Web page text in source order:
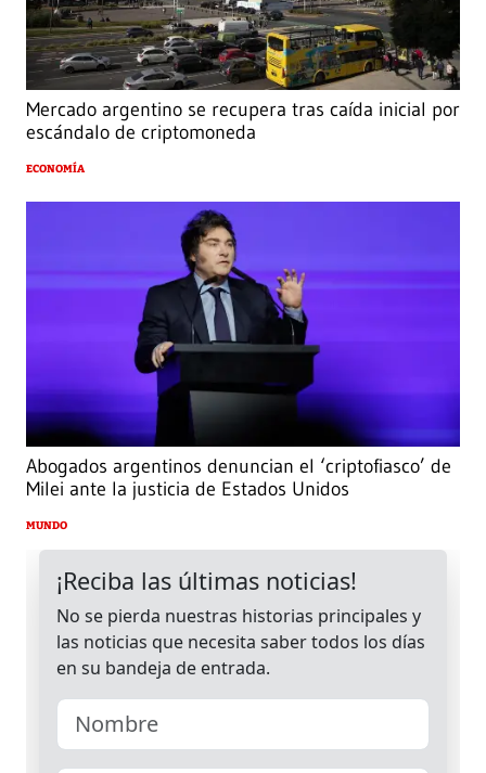
Mercado argentino se recupera tras caída inicial por
escándalo de criptomoneda
ECONOMÍA
Abogados argentinos denuncian el ‘criptofiasco’ de
Milei ante la justicia de Estados Unidos
MUNDO